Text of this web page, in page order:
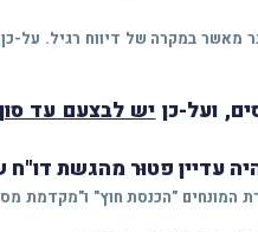
מאשר במקרה של דיווח רגיל. על-
יש לבצעם עד
עדיין פטוּר מהגשת דו"ח